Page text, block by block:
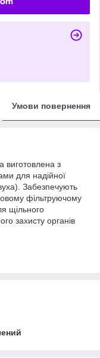
Умови повернення
виготовлена з
для надійної
Забезпечують
фільтруючому
щільного
захисту органів